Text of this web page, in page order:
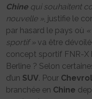
Chine qui souhaitent
nouvelle », justifie le
par hasard le pays où
sportif » va être
concept sportif FNR-X
Berline ? Selon
d’un SUV. Pour
branchée en Chine